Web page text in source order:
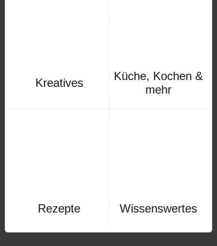
Kreatives
Küche, Kochen &
mehr
Rezepte Wissenswertes